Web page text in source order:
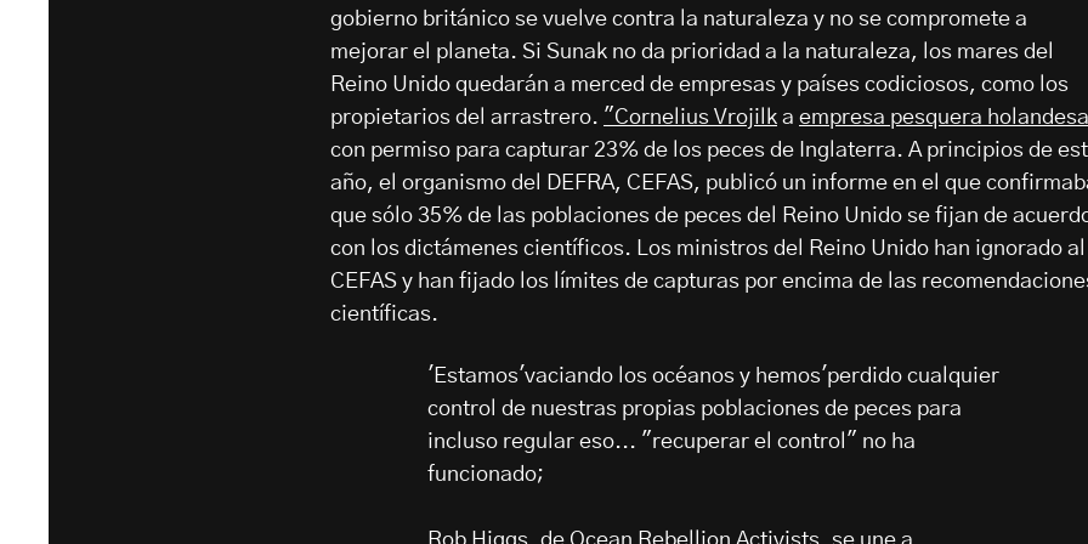
gobierno británico se vuelve contra la naturaleza y no se compromete a
mejorar el planeta. Si Sunak no da prioridad a la naturaleza, los mares del
Reino Unido quedarán a merced de empresas y países codiciosos, como los
propietarios del arrastrero. "Cornelius Vrojilk a empresa pesquera holandesa
con permiso para capturar 23% de los peces de Inglaterra. A principios de
año, el organismo del DEFRA, CEFAS, publicó un informe en el que
que sólo 35% de las poblaciones de peces del Reino Unido se fijan de
con los dictámenes científicos. Los ministros del Reino Unido han ignorado al
CEFAS y han fijado los límites de capturas por encima de las
científicas.
'Estamos'vaciando los océanos y hemos'perdido cualquier
control de nuestras propias poblaciones de peces para
incluso regular eso... "recuperar el control" no ha
funcionado;